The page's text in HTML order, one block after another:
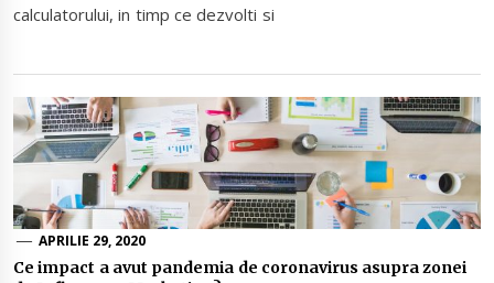
calculatorului, in timp ce dezvolti si
APRILIE 29, 2020
Ce impact a avut pandemia de coronavirus asupra zonei